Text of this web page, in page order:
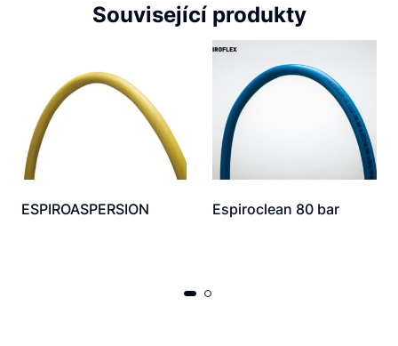
Související produkty
ESPIROASPERSION Espiroclean 80 bar